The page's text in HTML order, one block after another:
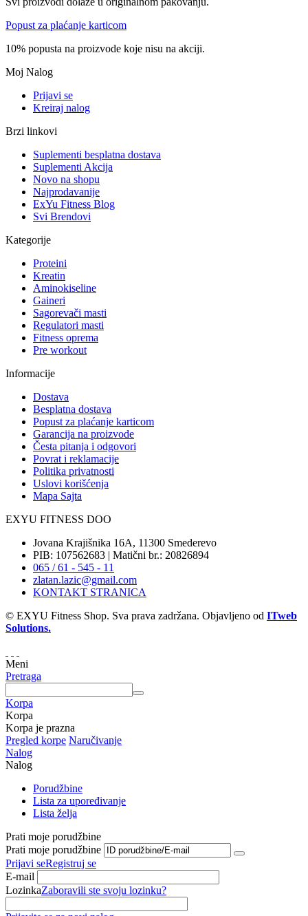
Popust za plaćanje karticom
10% popusta na proizvode koje nisu na akciji.
Moj Nalog
Prijavi se
Kreiraj nalog
Brzi linkovi
Suplementi besplatna dostava
Suplementi Akcija
Novo na shopu
Najprodavanije
ExYu Fitness Blog
Svi Brendovi
Kategorije
Proteini
Kreatin
Aminokiseline
Gaineri
Sagorevači masti
Regulatori masti
Fitness oprema
Pre workout
Informacije
Dostava
Besplatna dostava
Popust za plaćanje karticom
Garancija na proizvode
Česta pitanja i odgovori
Povrat i reklamacije
Politika privatnosti
Uslovi korišćenja
Mapa Sajta
EXYU FITNESS DOO
Jovana Krajišnika 16A, 11300 Smederevo
PIB: 107562683 | Matični br.: 20826894
065 / 61 - 545 - 11
zlatan.lazic@gmail.com
KONTAKT STRANICA
© EXYU Fitness Shop. Sva prava zadržana. Objavljeno od ITweb
Solutions.
Meni
Pretraga
Korpa
Korpa
Korpa je prazna
Pregled korpe Naručivanje
Nalog
Nalog
Porudžbine
Lista za upoređivanje
Lista želja
Prati moje porudžbine
Prati moje porudžbine
Prijavi seRegistruj se
E-mail
LozinkaZaboravili ste svoju lozinku?